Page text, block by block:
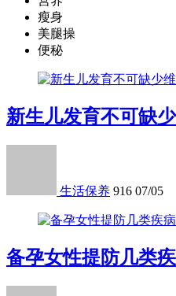
瘦身
美腿操
便秘
新生儿发育不可缺
生活保养 916 07/05
备孕女性提防几类